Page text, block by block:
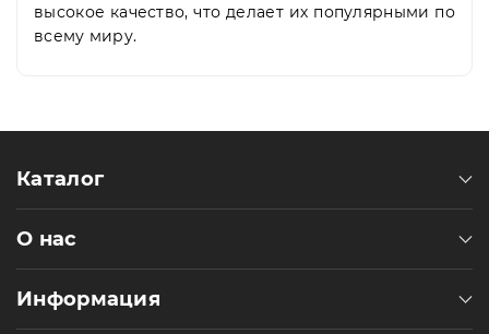
высокое качество, что делает их популярными по
всему миру.
Каталог
О нас
Информация